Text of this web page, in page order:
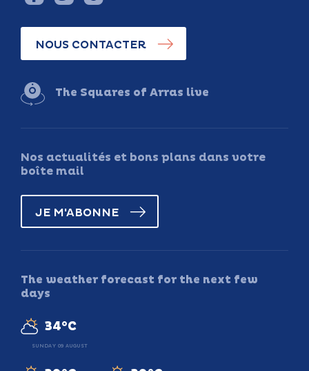
NOUS CONTACTER
The Squares of Arras live
Nos actualités et bons plans dans votre
boîte mail
JE M'ABONNE
The weather forecast for the next few
days
34°C
SUNDAY 09 AUGUST